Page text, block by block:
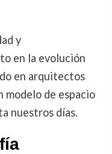
y
en la evolución
en arquitectos
modelo de espacio
nuestros días.